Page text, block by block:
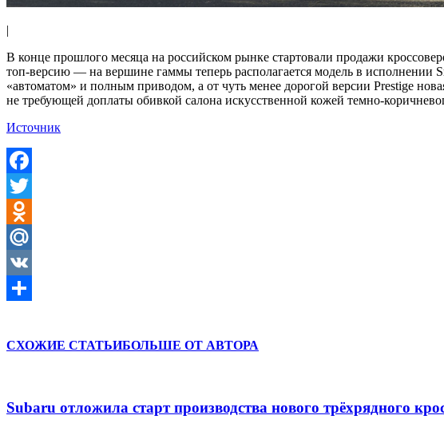
|
В конце прошлого месяца на российском рынке стартовали продажи
топ-версию — на вершине гаммы теперь располагается модель в исполнении
«автоматом» и полным приводом, а от чуть менее дорогой версии Prestige
не требующей доплаты обивкой салона искусственной кожей темно-
Источник
Facebook
Twitter
Odnoklassniki
Mail.Ru
VK
СХОЖИЕ СТАТЬИБОЛЬШЕ ОТ АВТОРА
Subaru отложила старт производства нового трёхрядного